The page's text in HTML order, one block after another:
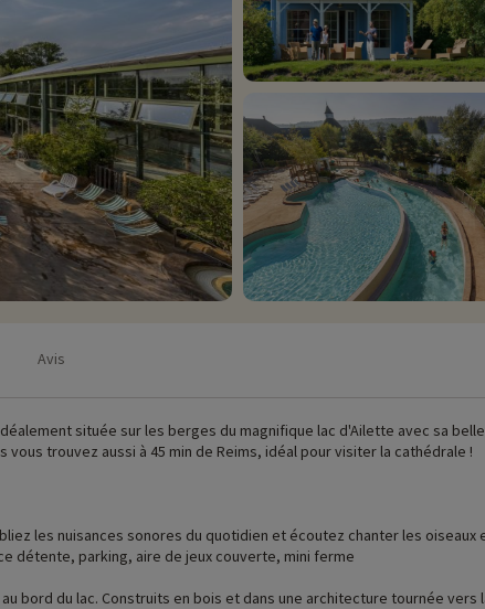
Avis
située sur les berges du magnifique lac d'Ailette avec sa
trouvez aussi à 45 min de Reims, idéal pour visiter la cathédrale !
les nuisances sonores du quotidien et écoutez chanter les
détente, parking, aire de jeux couverte, mini ferme
bord du lac. Construits en bois et dans une architecture tournée